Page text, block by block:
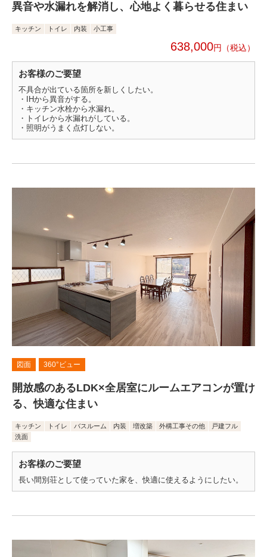
異音や水漏れを解消し、心地よく暮らせる住まい
キッチン トイレ 内装 小工事
638,000円
お客様のご要望
不具合が出ている箇所を新しくしたい。
・IHから異音がする。
・キッチン水栓から水漏れ。
・トイレから水漏れがしている。
・照明がうまく点灯しない。
図面 360°ビュー
開放感のあるLDK×全居室にルームエアコンが置け
る、快適な住まい
キッチン トイレ バスルーム 内装 増改築 外構工事その他
戸建フル
洗面
お客様のご要望
長い間別荘として使っていた家を、快適に使えるようにしたい。